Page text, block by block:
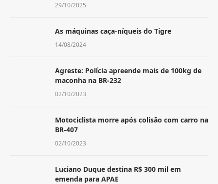
29/10/2025
As máquinas caça-níqueis do Tigre
14/08/2024
Agreste: Polícia apreende mais de 100kg de
maconha na BR-232
02/10/2023
Motociclista morre após colisão com carro na
BR-407
02/10/2023
Luciano Duque destina R$ 300 mil em
emenda para APAE